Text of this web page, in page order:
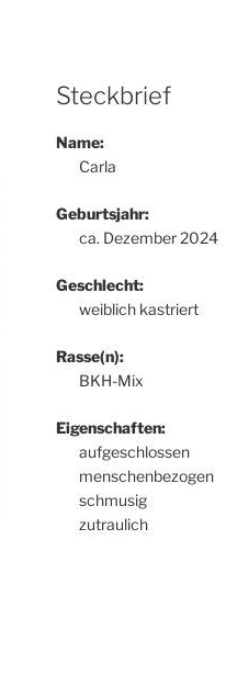
Steckbrief
Name:
Carla
Geburtsjahr:
ca. Dezember 2024
Geschlecht:
weiblich kastriert
Rasse(n):
BKH-Mix
Eigenschaften:
aufgeschlossen
menschenbezogen
schmusig
zutraulich